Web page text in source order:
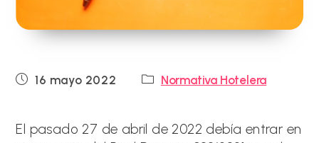
Publicación
16 mayo 2022
Categoría
Normativa Hotelera
El pasado 27 de abril de 2022 debía entrar en